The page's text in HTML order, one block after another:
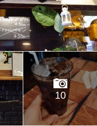
10